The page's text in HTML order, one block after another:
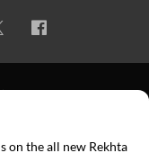
reserved.
on the all new Rekhta